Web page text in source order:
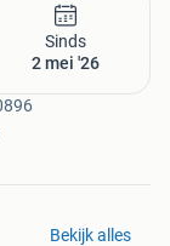
Sinds
2 mei '26
Bekijk alles